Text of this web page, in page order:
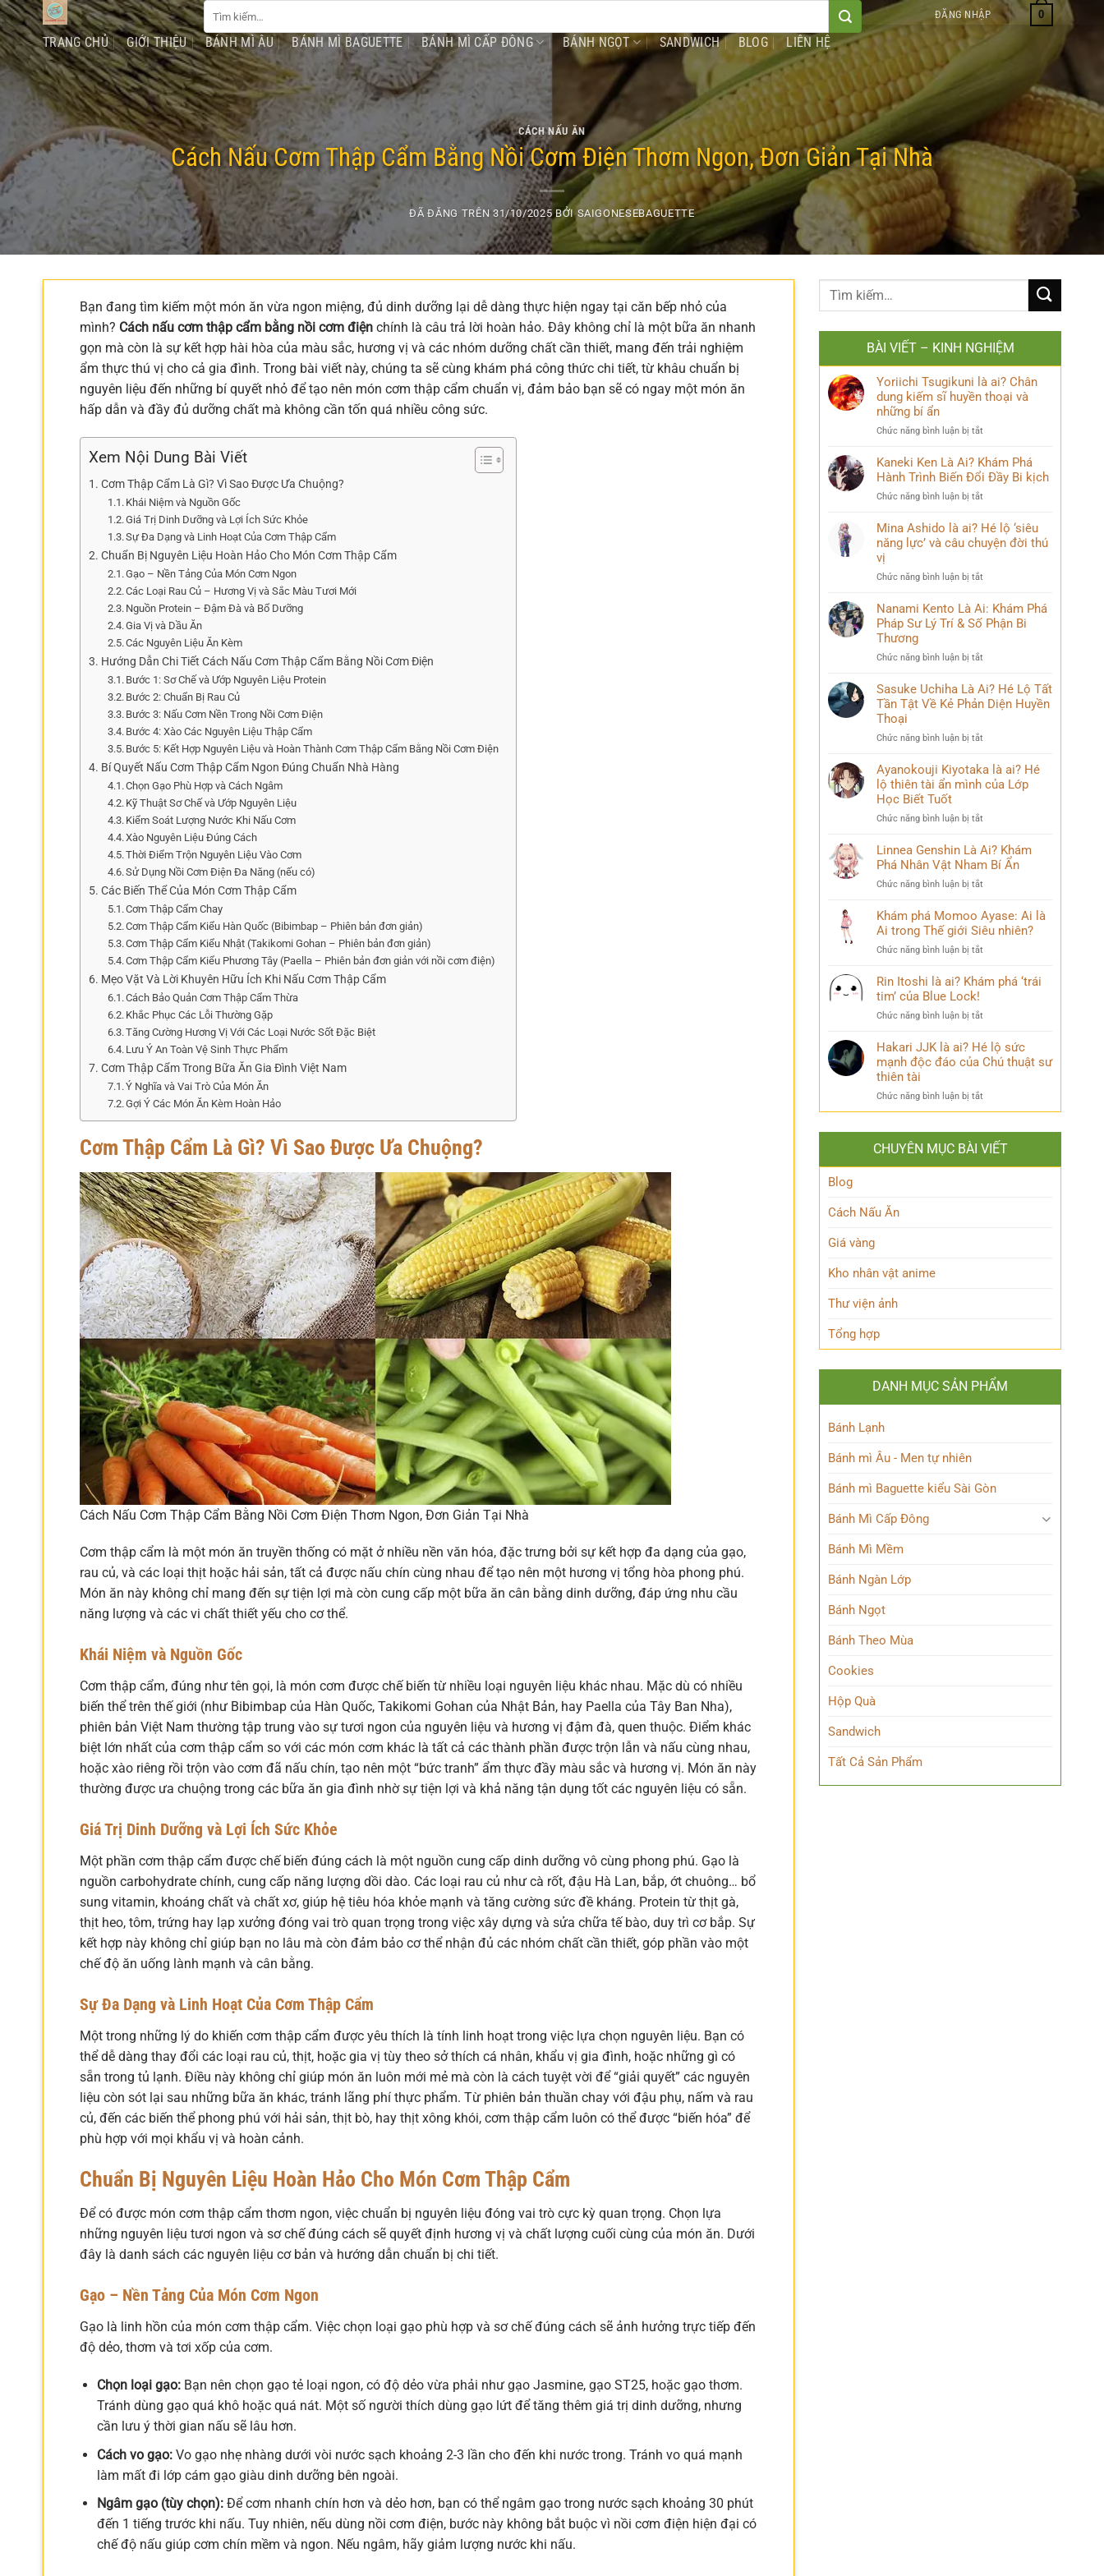
Chuyển
đến
nội
dung
Tìm
kiếm:
ĐĂNG NHẬP 0
TRANG CHỦ GIỚI THIỆU BÁNH MÌ ÂU BÁNH MÌ BAGUETTE BÁNH MÌ CẤP ĐÔNG BÁNH NGỌT SANDWICH BLOG LIÊN HỆ
CÁCH NẤU ĂN
Cách Nấu Cơm Thập Cẩm Bằng Nồi Cơm Điện Thơm Ngon, Đơn Giản Tại Nhà
ĐÃ ĐĂNG TRÊN 31/10/2025 BỞISAIGONESEBAGUETTE
Bạn đang tìm kiếm một món ăn vừa ngon miệng, đủ dinh dưỡng lại dễ dàng thực hiện ngay tại căn bếp nhỏ của
mình? Cách nấu cơm thập cẩm bằng nồi cơm điện chính là câu trả lời hoàn hảo. Đây không chỉ là một bữa ăn nhanh
gọn mà còn là sự kết hợp hài hòa của màu sắc, hương vị và các nhóm dưỡng chất cần thiết, mang đến trải nghiệm
ẩm thực thú vị cho cả gia đình. Trong bài viết này, chúng ta sẽ cùng khám phá công thức chi tiết, từ khâu chuẩn bị
nguyên liệu đến những bí quyết nhỏ để tạo nên món cơm thập cẩm chuẩn vị, đảm bảo bạn sẽ có ngay một món ăn
hấp dẫn và đầy đủ dưỡng chất mà không cần tốn quá nhiều công sức.
Xem Nội Dung Bài Viết
Cơm Thập Cẩm Là Gì? Vì Sao Được Ưa Chuộng?
Khái Niệm và Nguồn Gốc
Giá Trị Dinh Dưỡng và Lợi Ích Sức Khỏe
Sự Đa Dạng và Linh Hoạt Của Cơm Thập Cẩm
Chuẩn Bị Nguyên Liệu Hoàn Hảo Cho Món Cơm Thập Cẩm
Gạo – Nền Tảng Của Món Cơm Ngon
Các Loại Rau Củ – Hương Vị và Sắc Màu Tươi Mới
Nguồn Protein – Đậm Đà và Bổ Dưỡng
Gia Vị và Dầu Ăn
Các Nguyên Liệu Ăn Kèm
Hướng Dẫn Chi Tiết Cách Nấu Cơm Thập Cẩm Bằng Nồi Cơm Điện
Bước 1: Sơ Chế và Ướp Nguyên Liệu Protein
Bước 2: Chuẩn Bị Rau Củ
Bước 3: Nấu Cơm Nền Trong Nồi Cơm Điện
Bước 4: Xào Các Nguyên Liệu Thập Cẩm
Bước 5: Kết Hợp Nguyên Liệu và Hoàn Thành Cơm Thập Cẩm Bằng Nồi Cơm Điện
Bí Quyết Nấu Cơm Thập Cẩm Ngon Đúng Chuẩn Nhà Hàng
Chọn Gạo Phù Hợp và Cách Ngâm
Kỹ Thuật Sơ Chế và Ướp Nguyên Liệu
Kiểm Soát Lượng Nước Khi Nấu Cơm
Xào Nguyên Liệu Đúng Cách
Thời Điểm Trộn Nguyên Liệu Vào Cơm
Sử Dụng Nồi Cơm Điện Đa Năng (nếu có)
Các Biến Thể Của Món Cơm Thập Cẩm
Cơm Thập Cẩm Chay
Cơm Thập Cẩm Kiểu Hàn Quốc (Bibimbap – Phiên bản đơn giản)
Cơm Thập Cẩm Kiểu Nhật (Takikomi Gohan – Phiên bản đơn giản)
Cơm Thập Cẩm Kiểu Phương Tây (Paella – Phiên bản đơn giản với nồi cơm điện)
Mẹo Vặt Và Lời Khuyên Hữu Ích Khi Nấu Cơm Thập Cẩm
Cách Bảo Quản Cơm Thập Cẩm Thừa
Khắc Phục Các Lỗi Thường Gặp
Tăng Cường Hương Vị Với Các Loại Nước Sốt Đặc Biệt
Lưu Ý An Toàn Vệ Sinh Thực Phẩm
Cơm Thập Cẩm Trong Bữa Ăn Gia Đình Việt Nam
Ý Nghĩa và Vai Trò Của Món Ăn
Gợi Ý Các Món Ăn Kèm Hoàn Hảo
Cơm Thập Cẩm Là Gì? Vì Sao Được Ưa Chuộng?
Cách Nấu Cơm Thập Cẩm Bằng Nồi Cơm Điện Thơm Ngon, Đơn Giản Tại Nhà
Cơm thập cẩm là một món ăn truyền thống có mặt ở nhiều nền văn hóa, đặc trưng bởi sự kết hợp đa dạng của gạo,
rau củ, và các loại thịt hoặc hải sản, tất cả được nấu chín cùng nhau để tạo nên một hương vị tổng hòa phong phú.
Món ăn này không chỉ mang đến sự tiện lợi mà còn cung cấp một bữa ăn cân bằng dinh dưỡng, đáp ứng nhu cầu
năng lượng và các vi chất thiết yếu cho cơ thể.
Khái Niệm và Nguồn Gốc
Cơm thập cẩm, đúng như tên gọi, là món cơm được chế biến từ nhiều loại nguyên liệu khác nhau. Mặc dù có nhiều
biến thể trên thế giới (như Bibimbap của Hàn Quốc, Takikomi Gohan của Nhật Bản, hay Paella của Tây Ban Nha),
phiên bản Việt Nam thường tập trung vào sự tươi ngon của nguyên liệu và hương vị đậm đà, quen thuộc. Điểm khác
biệt lớn nhất của cơm thập cẩm so với các món cơm khác là tất cả các thành phần được trộn lẫn và nấu cùng nhau,
hoặc xào riêng rồi trộn vào cơm đã nấu chín, tạo nên một “bức tranh” ẩm thực đầy màu sắc và hương vị. Món ăn này
thường được ưa chuộng trong các bữa ăn gia đình nhờ sự tiện lợi và khả năng tận dụng tốt các nguyên liệu có sẵn.
Giá Trị Dinh Dưỡng và Lợi Ích Sức Khỏe
Một phần cơm thập cẩm được chế biến đúng cách là một nguồn cung cấp dinh dưỡng vô cùng phong phú. Gạo là
nguồn carbohydrate chính, cung cấp năng lượng dồi dào. Các loại rau củ như cà rốt, đậu Hà Lan, bắp, ớt chuông… bổ
sung vitamin, khoáng chất và chất xơ, giúp hệ tiêu hóa khỏe mạnh và tăng cường sức đề kháng. Protein từ thịt gà,
thịt heo, tôm, trứng hay lạp xưởng đóng vai trò quan trọng trong việc xây dựng và sửa chữa tế bào, duy trì cơ bắp. Sự
kết hợp này không chỉ giúp bạn no lâu mà còn đảm bảo cơ thể nhận đủ các nhóm chất cần thiết, góp phần vào một
chế độ ăn uống lành mạnh và cân bằng.
Sự Đa Dạng và Linh Hoạt Của Cơm Thập Cẩm
Một trong những lý do khiến cơm thập cẩm được yêu thích là tính linh hoạt trong việc lựa chọn nguyên liệu. Bạn có
thể dễ dàng thay đổi các loại rau củ, thịt, hoặc gia vị tùy theo sở thích cá nhân, khẩu vị gia đình, hoặc những gì có
sẵn trong tủ lạnh. Điều này không chỉ giúp món ăn luôn mới mẻ mà còn là cách tuyệt vời để “giải quyết” các nguyên
liệu còn sót lại sau những bữa ăn khác, tránh lãng phí thực phẩm. Từ phiên bản thuần chay với đậu phụ, nấm và rau
củ, đến các biến thể phong phú với hải sản, thịt bò, hay thịt xông khói, cơm thập cẩm luôn có thể được “biến hóa” để
phù hợp với mọi khẩu vị và hoàn cảnh.
Chuẩn Bị Nguyên Liệu Hoàn Hảo Cho Món Cơm Thập Cẩm
Để có được món cơm thập cẩm thơm ngon, việc chuẩn bị nguyên liệu đóng vai trò cực kỳ quan trọng. Chọn lựa
những nguyên liệu tươi ngon và sơ chế đúng cách sẽ quyết định hương vị và chất lượng cuối cùng của món ăn. Dưới
đây là danh sách các nguyên liệu cơ bản và hướng dẫn chuẩn bị chi tiết.
Gạo – Nền Tảng Của Món Cơm Ngon
Gạo là linh hồn của món cơm thập cẩm. Việc chọn loại gạo phù hợp và sơ chế đúng cách sẽ ảnh hưởng trực tiếp đến
độ dẻo, thơm và tơi xốp của cơm.
Chọn loại gạo:Bạn nên chọn gạo tẻ loại ngon, có độ dẻo vừa phải như gạo Jasmine, gạo ST25, hoặc gạo thơm.
Tránh dùng gạo quá khô hoặc quá nát. Một số người thích dùng gạo lứt để tăng thêm giá trị dinh dưỡng, nhưng
cần lưu ý thời gian nấu sẽ lâu hơn.
Cách vo gạo:Vo gạo nhẹ nhàng dưới vòi nước sạch khoảng 2-3 lần cho đến khi nước trong. Tránh vo quá mạnh
làm mất đi lớp cám gạo giàu dinh dưỡng bên ngoài.
Ngâm gạo (tùy chọn):Để cơm nhanh chín hơn và dẻo hơn, bạn có thể ngâm gạo trong nước sạch khoảng 30 phút
đến 1 tiếng trước khi nấu. Tuy nhiên, nếu dùng nồi cơm điện, bước này không bắt buộc vì nồi cơm điện hiện đại có
chế độ nấu giúp cơm chín mềm và ngon. Nếu ngâm, hãy giảm lượng nước khi nấu.
BÀI VIẾT – KINH NGHIỆM
Yoriichi Tsugikuni là ai? Chân
dung kiếm sĩ huyền thoại và
những bí ẩn
Chức năng bình luận bị tắt
Tsugikuni
là
Chân
kiếm
sĩ
và
bí
ẩn
Kaneki Ken Là Ai? Khám Phá
Hành Trình Biến Đổi Đầy Bi kịch
Chức năng bình luận bị tắt
Ken
Ai?
Phá
Trình
Biến
Bi
Mina Ashido là ai? Hé lộ ‘siêu
năng lực’ và câu chuyện đời thú
vị
Chức năng bình luận bị tắt
Ashido
là
lộ
năng
lực’
chuyện
thú
vị
Nanami Kento Là Ai: Khám Phá
Pháp Sư Lý Trí & Số Phận Bi
Thương
Chức năng bình luận bị tắt
Kento
Là
Phá
Sư
Lý
Số
Bi
Thương
Sasuke Uchiha Là Ai? Hé Lộ Tất
Tần Tật Về Kẻ Phản Diện Huyền
Thoại
Chức năng bình luận bị tắt
Uchiha
Lộ
Tần
Tật
Kẻ
Diện
Huyền
Ayanokouji Kiyotaka là ai? Hé
lộ thiên tài ẩn mình của Lớp
Học Biết Tuốt
Chức năng bình luận bị tắt
Kiyotaka
Hé
thiên
tài
Lớp
Linnea Genshin Là Ai? Khám
Phá Nhân Vật Nham Bí Ẩn
Chức năng bình luận bị tắt
Genshin
Là
Khám
Nhân
Khám phá Momoo Ayase: Ai là
Ai trong Thế giới Siêu nhiên?
Chức năng bình luận bị tắt
phá
Momoo
Ai
Ai
trong
Siêu
Rin Itoshi là ai? Khám phá ‘trái
tim’ của Blue Lock!
Chức năng bình luận bị tắt
Itoshi
là
phá
‘trái
của
Blue
Lock!
Hakari JJK là ai? Hé lộ sức
mạnh độc đáo của Chú thuật sư
thiên tài
Chức năng bình luận bị tắt
Hakari
ai?
Hé
CHUYÊN MỤC BÀI VIẾT
Blog
Cách Nấu Ăn
Giá vàng
Kho nhân vật anime
Thư viện ảnh
Tổng hợp
DANH MỤC SẢN PHẨM
Bánh Lạnh
Bánh mì Âu - Men tự nhiên
Bánh mì Baguette kiểu Sài Gòn
Bánh Mì Cấp Đông
Bánh Mì Mềm
Bánh Ngàn Lớp
Bánh Ngọt
Bánh Theo Mùa
Cookies
Hộp Quà
Sandwich
Tất Cả Sản Phẩm